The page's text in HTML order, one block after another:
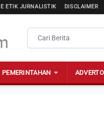
ETIK JURNALISTIK DISCLAIMER
PEMERINTAHAN